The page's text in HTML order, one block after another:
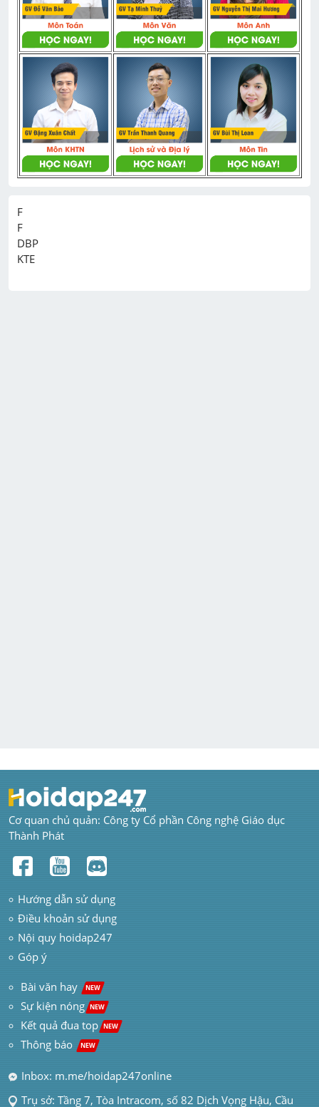
F
F
DBP
Cơ quan chủ quản: Công ty Cổ phần Công nghệ Giáo dục
Thành Phát
Hướng dẫn sử dụng
Điều khoản sử dụng
Nội quy hoidap247
Góp ý
Bài văn hay NEW
Sự kiện nóng NEW
Kết quả đua top NEW
Thông báo NEW
Inbox: m.me/hoidap247online
Trụ sở: Tầng 7, Tòa Intracom, số 82 Dịch Vọng Hậu, Cầu